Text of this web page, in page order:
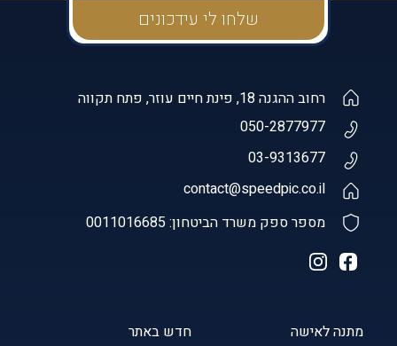
מתנה לאישה
חדש באתר
רחוב ההגנה 18, פינת חיים עוזר, פתח תקווה
050-2877977
03-9313677
contact@speedpic.co.il
מספר ספק משרד הביטחון: 0011016685